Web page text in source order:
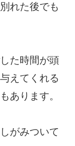
れた後でも
た時間が頭
えてくれる
あります。
がみついて